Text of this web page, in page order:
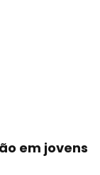
em jovens